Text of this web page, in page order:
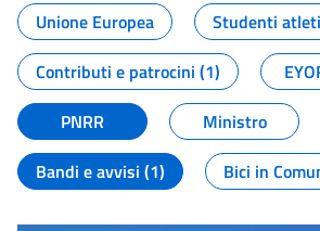
Unione Europea
Studenti atleti
Contributi e patrocini (1)
PNRR
Ministro
Bandi e avvisi (1)
Bici in